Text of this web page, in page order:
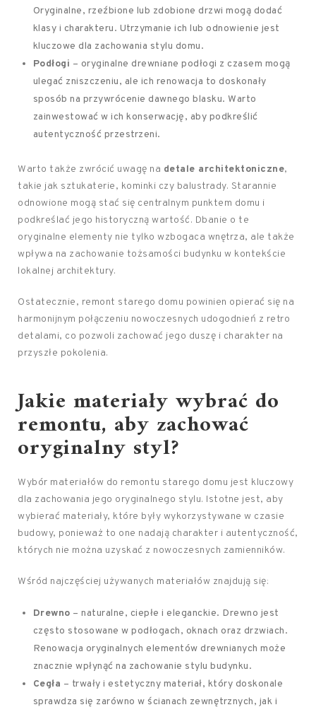
Oryginalne, rzeźbione lub zdobione drzwi mogą dodać
klasy i charakteru. Utrzymanie ich lub odnowienie jest
kluczowe dla zachowania stylu domu.
Podłogi – oryginalne drewniane podłogi z czasem mogą
ulegać zniszczeniu, ale ich renowacja to doskonały
sposób na przywrócenie dawnego blasku. Warto
zainwestować w ich konserwację, aby podkreślić
autentyczność przestrzeni.
Warto także zwrócić uwagę na detale architektoniczne,
takie jak sztukaterie, kominki czy balustrady. Starannie
odnowione mogą stać się centralnym punktem domu i
podkreślać jego historyczną wartość. Dbanie o te
oryginalne elementy nie tylko wzbogaca wnętrza, ale także
wpływa na zachowanie tożsamości budynku w kontekście
lokalnej architektury.
Ostatecznie, remont starego domu powinien opierać się na
harmonijnym połączeniu nowoczesnych udogodnień z retro
detalami, co pozwoli zachować jego duszę i charakter na
przyszłe pokolenia.
Jakie materiały wybrać do
remontu, aby zachować
oryginalny styl?
Wybór materiałów do remontu starego domu jest kluczowy
dla zachowania jego oryginalnego stylu. Istotne jest, aby
wybierać materiały, które były wykorzystywane w czasie
budowy, ponieważ to one nadają charakter i autentyczność,
których nie można uzyskać z nowoczesnych zamienników.
Wśród najczęściej używanych materiałów znajdują się:
Drewno – naturalne, ciepłe i eleganckie. Drewno jest
często stosowane w podłogach, oknach oraz drzwiach.
Renowacja oryginalnych elementów drewnianych może
znacznie wpłynąć na zachowanie stylu budynku.
Cegła – trwały i estetyczny materiał, który doskonale
sprawdza się zarówno w ścianach zewnętrznych, jak i